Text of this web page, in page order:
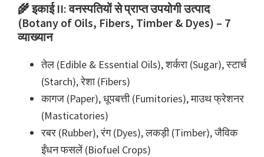
🌾 इकाई II: वनस्पतियों से प्राप्त उपयोगी उत्पाद
(Botany of Oils, Fibers, Timber & Dyes) – 7
व्याख्यान
तेल (Edible & Essential Oils), शर्करा (Sugar), स्टार्च
(Starch), रेशा (Fibers)
कागज (Paper), धूपबत्ती (Fumitories), माउथ फ्रेशनर
(Masticatories)
रबर (Rubber), रंग (Dyes), लकड़ी (Timber), जैविक
ईंधन फसलें (Biofuel Crops)